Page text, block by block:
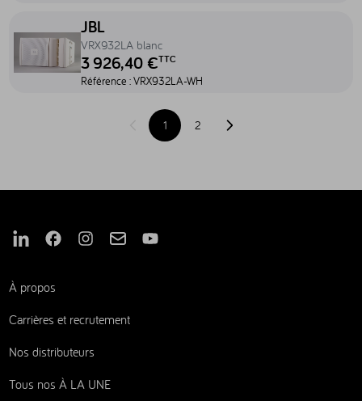
Accéder au produit VRX932LA blanc - VRX932LA-WH
JBL
VRX932LA blanc
3 926,40 €TTC
Référence :VRX932LA-WH
Page précédente
1 2 Page suivante
Nous suivre sur Linkedin
Nous suivre sur Facebook
Nous suivre sur Instagram
Nous suivre sur Mail
Nous suivre sur Youtube
À propos
Carrières et recrutement
Nos distributeurs
Tous nos À LA UNE